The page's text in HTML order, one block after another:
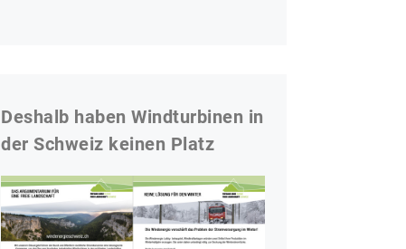
Deshalb haben Windturbinen in
der Schweiz keinen Platz